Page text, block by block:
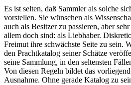
Es ist selten, daß Sammler als solche
vorstellen. Sie wünschen als
auch als Besitzer zu passieren, aber
allem doch sind: als Liebhaber.
Freimut ihre schwächste Seite zu sein.
den Prachtkatalog seiner Schätze
seine Sammlung, in den seltensten
Von diesen Regeln bildet das
Ausnahme. Ohne gerade Katalog zu